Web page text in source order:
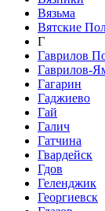
Вязьма
Вятские
Г
Гаврилов
Гаврилов-
Гагарин
Гаджиево
Гай
Галич
Гатчина
Гвардейск
Гдов
Геленджик
Георгиевск